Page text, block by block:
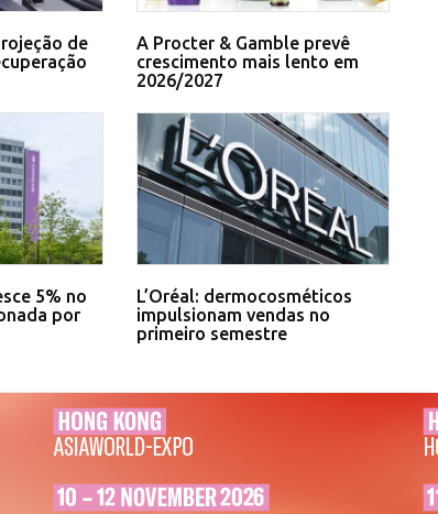
de
A Procter & Gamble prevê
crescimento mais lento em
2026/2027
5% no
por
L’Oréal: dermocosméticos
impulsionam vendas no
primeiro semestre